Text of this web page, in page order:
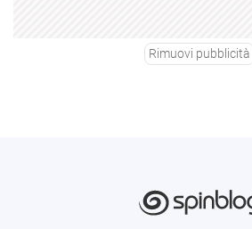
Rimuovi pubblicità